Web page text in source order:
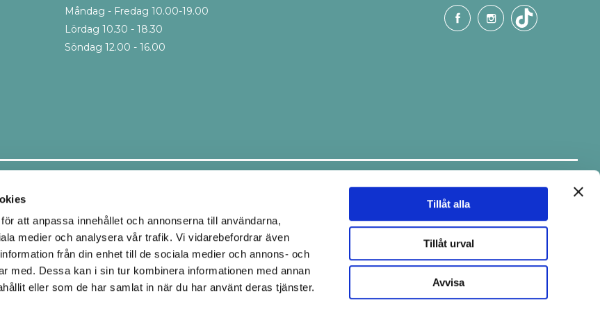
att anpassa innehållet och annonserna till användarna,
medier och analysera vår trafik. Vi vidarebefordrar även
från din enhet till de sociala medier och annons- och
med. Dessa kan i sin tur kombinera informationen med annan
eller som de har samlat in när du har använt deras tjänster.
Tillåt alla
Tillåt urval
Avvisa
Måndag - Fredag 10.00-19.00
Lördag 10.30 - 18.30
Söndag 12.00 - 16.00
i butik
Håll dig uppdaterad.Ta del av tips & fina erbjudanden via